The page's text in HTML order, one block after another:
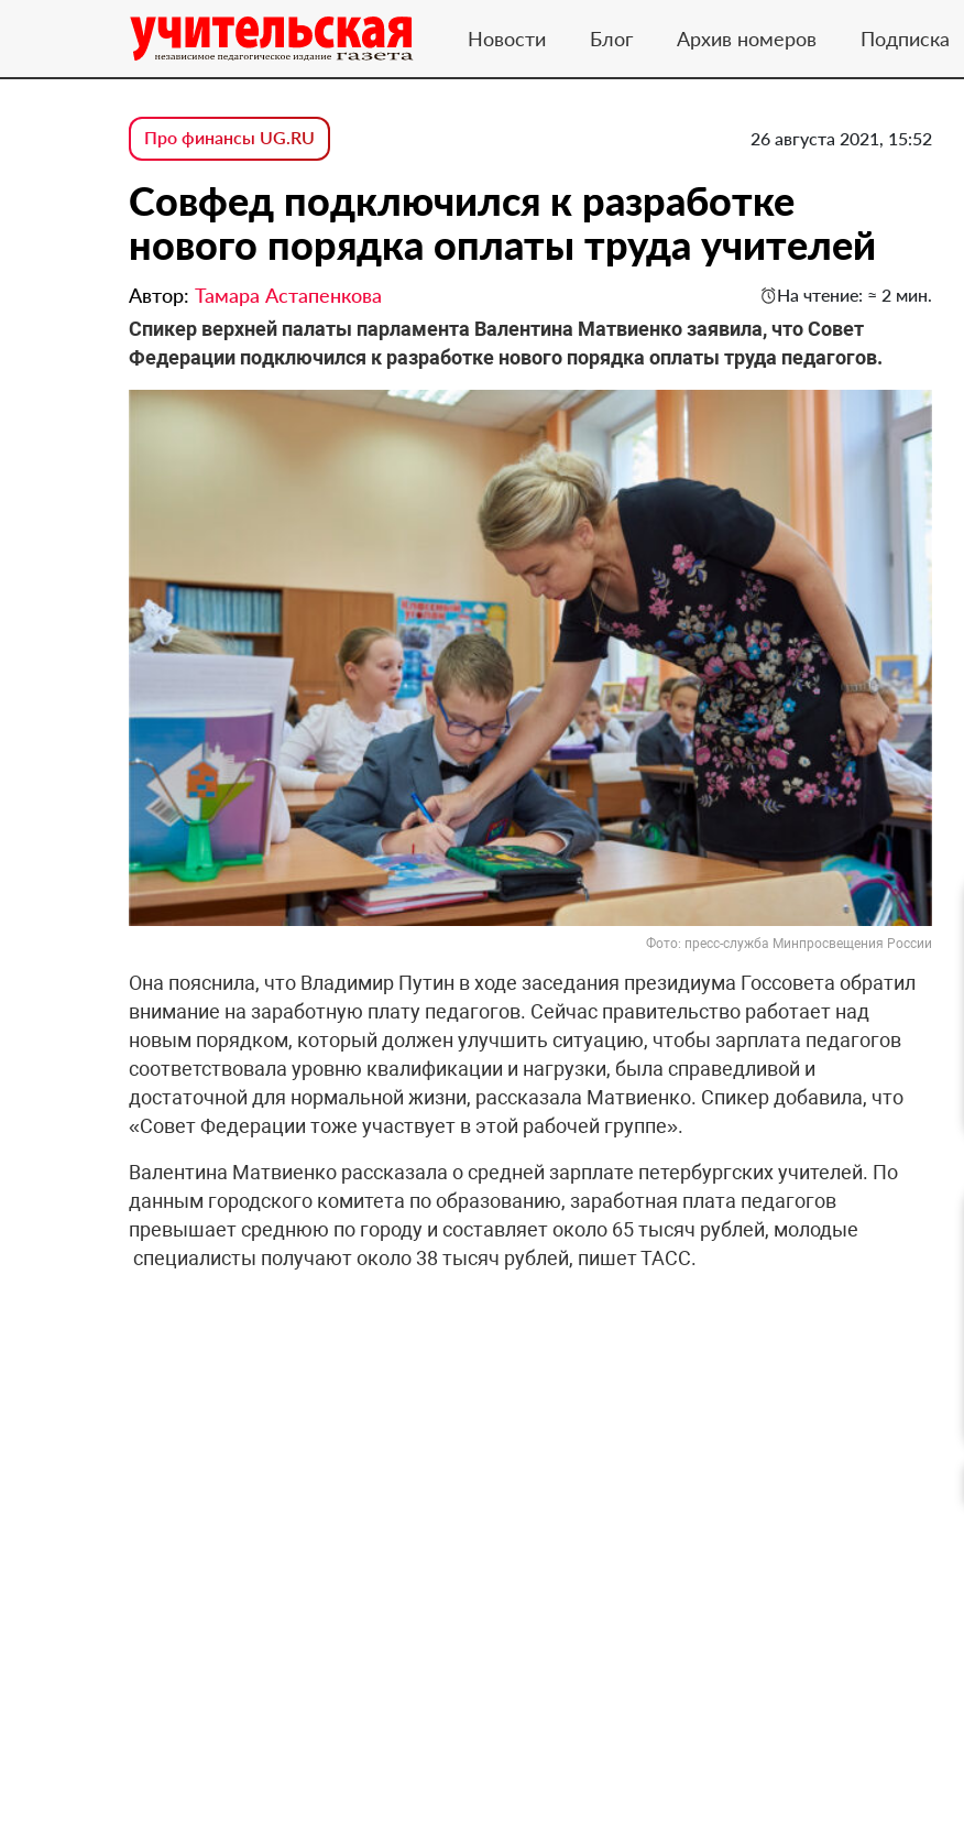
Новости Блог Архив номеров Подписка
Про финансы UG.RU 26 августа 2021, 15:52
Совфед подключился к разработке
нового порядка оплаты труда учителей
Автор: Тамара Астапенкова На чтение: ≈ 2 мин.
Спикер верхней палаты парламента Валентина Матвиенко заявила, что Совет
Федерации подключился к разработке нового порядка оплаты труда педагогов.
Фото: пресс-служба Минпросвещения России
Она пояснила, что Владимир Путин в ходе заседания президиума Госсовета обратил
внимание на заработную плату педагогов. Сейчас правительство работает над
новым порядком, который должен улучшить ситуацию, чтобы зарплата педагогов
соответствовала уровню квалификации и нагрузки, была справедливой и
достаточной для нормальной жизни, рассказала Матвиенко. Спикер добавила, что
«Совет Федерации тоже участвует в этой рабочей группе».
Валентина Матвиенко рассказала о средней зарплате петербургских учителей. По
данным городского комитета по образованию, заработная плата педагогов
превышает среднюю по городу и составляет около 65 тысяч рублей, молодые
специалисты получают около 38 тысяч рублей, пишет ТАСС.